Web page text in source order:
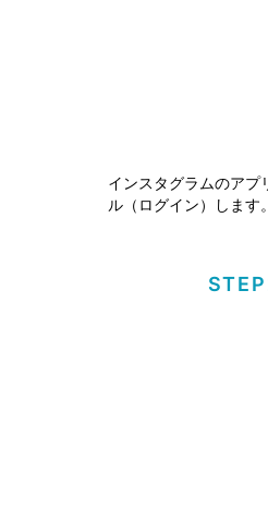
インスタグラムのアプ
ル（ログイン）します。